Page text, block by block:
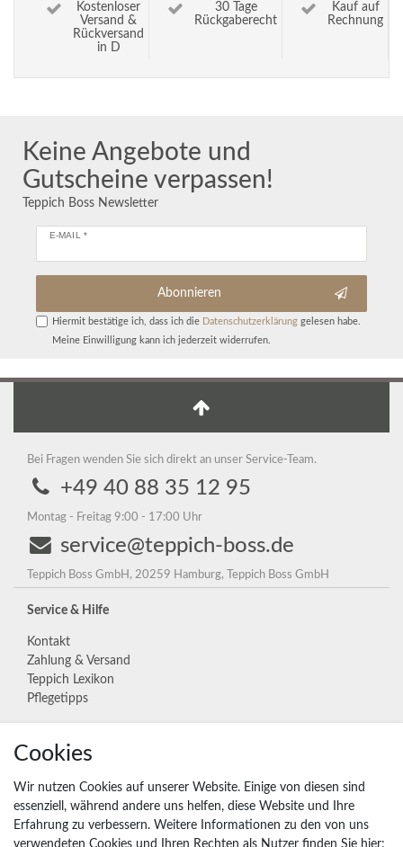
Kostenloser
Versand &
Rückversand
in D
30 Tage
Rückgaberecht
Kauf auf
Rechnung
Keine Angebote und
Gutscheine verpassen!
Teppich Boss Newsletter
E-MAIL *
Abonnieren
Hiermit bestätige ich, dass ich die Daten­schutz­erklärunggelesen habe.
Meine Einwilligung kann ich jederzeit widerrufen.
Bei Fragen wenden Sie sich direkt an unser Service-Team.
+49 40 88 35 12 95
Montag - Freitag 9:00 - 17:00 Uhr
service@teppich-boss.de
Teppich Boss GmbH, 20259 Hamburg, Teppich Boss GmbH
Service & Hilfe
Kontakt
Zahlung & Versand
Teppich Lexikon
Pflegetipps
Unternehmen
Widerrufs­recht
Vertrag widerrufen
Impressum
Cookies
Wir nutzen Cookies auf unserer Website. Einige von diesen sind
essenziell, während andere uns helfen, diese Website und Ihre
Erfahrung zu verbessern. Weitere Informationen zu den von uns
verwendeten Cookies und Ihren Rechten als Nutzer finden Sie hier: